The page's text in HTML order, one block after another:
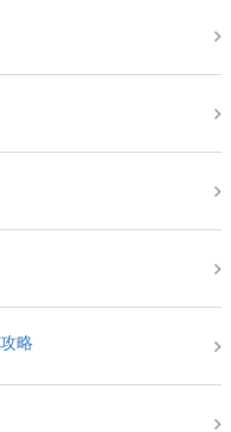
略